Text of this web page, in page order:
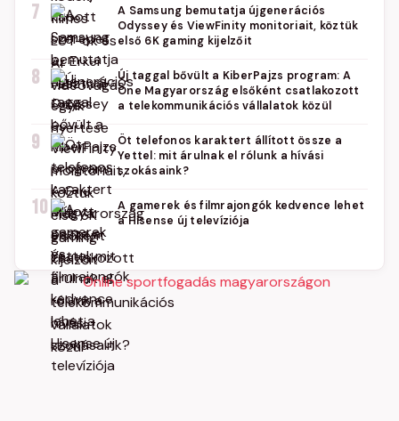
7
A Samsung bemutatja újgenerációs
Odyssey és ViewFinity monitoriait, köztük
első 6K gaming kijelzőit
8
Új taggal bővült a KiberPajzs program: A
One Magyarország elsőként csatlakozott
a telekommunikációs vállalatok közül
9
Öt telefonos karaktert állított össze a
Yettel: mit árulnak el rólunk a hívási
szokásaink?
10
A gamerek és filmrajongók kedvence lehet
a Hisense új televíziója